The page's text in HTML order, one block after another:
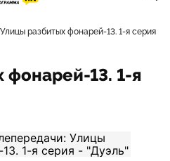
Улицы разбитых фонарей-13. 1-я серия
фонарей-13. 1-я